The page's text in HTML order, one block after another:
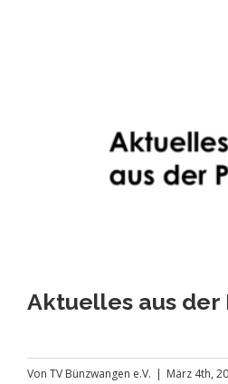
Aktuelles aus der
Von TV Bünzwangen e.V. | März 4th,